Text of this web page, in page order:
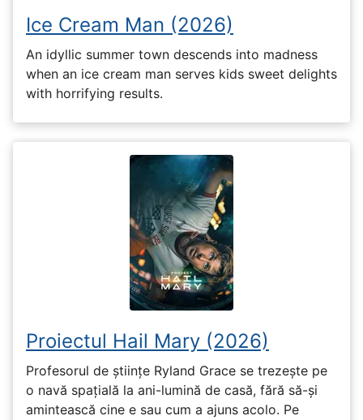
Ice Cream Man (2026)
An idyllic summer town descends into madness
when an ice cream man serves kids sweet delights
with horrifying results.
Proiectul Hail Mary (2026)
Profesorul de științe Ryland Grace se trezește pe
o navă spațială la ani-lumină de casă, fără să-și
amintească cine e sau cum a ajuns acolo. Pe